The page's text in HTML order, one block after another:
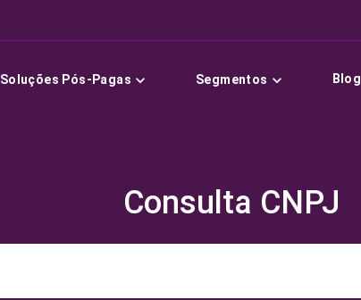
Soluções Pós-Pagas Segmentos Blog
Consulta CNPJ